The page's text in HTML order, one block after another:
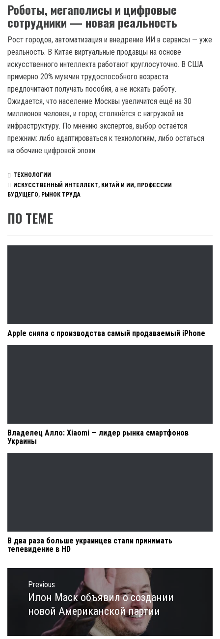
Роботы, мегаполисы и цифровые
сотрудники — новая реальность
Рост городов, автоматизация и внедрение ИИ в сервисы — уже
реальность. В Китае виртуальные продавцы на основе
искусственного интеллекта работают круглосуточно. В США
примерно 20% мужчин трудоспособного возраста
предпочитают получать пособия, а не искать работу.
Ожидается, что население Москвы увеличится ещё на 30
миллионов человек, и город столкнётся с нагрузкой на
инфраструктуру. По мнению экспертов, выбор остаётся
прежним: либо адаптироваться к технологиям, либо остаться
на обочине цифровой эпохи.
ТЕХНОЛОГИИ
ИСКУССТВЕННЫЙ ИНТЕЛЛЕКТ, КИТАЙ И ИИ , ПРОФЕССИИ
БУДУЩЕГО, РЫНОК ТРУДА
ПО ТЕМЕ
Apple сняла с производства самый продаваемый iPhone
Владелец Алло: Xiaomi — лидер рынка смартфонов
Украины
В два раза больше украинцев стали принимать
телевидение в HD
Навигация
записям
Previous
Previous
post:
Илон Маск объявил о создании
новой Американской партии